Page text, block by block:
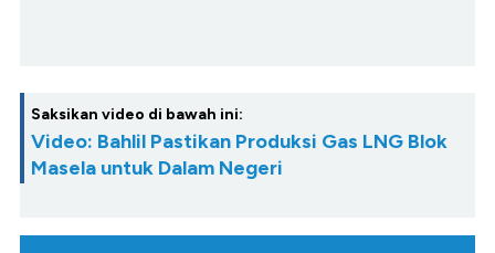
Saksikan video di bawah ini:
Video: Bahlil Pastikan Produksi Gas LNG Blok
Masela untuk Dalam Negeri